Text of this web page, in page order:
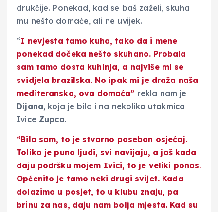
drukčije. Ponekad, kad se baš zaželi, skuha
mu nešto domaće, ali ne uvijek.
“I nevjesta tamo kuha, tako da i mene
ponekad dočeka nešto skuhano. Probala
sam tamo dosta kuhinja, a najviše mi se
svidjela brazilska. No ipak mi je draža naša
mediteranska, ova domaća” rekla nam je
Dijana, koja je bila i na nekoliko utakmica
Ivice Zupca.
“Bila sam, to je stvarno poseban osjećaj.
Toliko je puno ljudi, svi navijaju, a još kada
daju podršku mojem Ivici, to je veliki ponos.
Općenito je tamo neki drugi svijet. Kada
dolazimo u posjet, to u klubu znaju, pa
brinu za nas, daju nam bolja mjesta. Kad su